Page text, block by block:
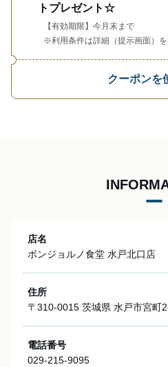
トプレゼント☆
【有効期限】今月末まで
※利用条件は詳細（提示画面）
クーポンを
店名
ボンジョルノ食堂 水戸北口店
住所
〒310-0015 茨城県 水戸市宮町
電話番号
029-215-9095